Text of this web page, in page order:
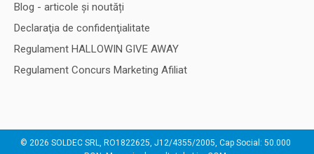
Blog - articole și noutăți
Declaraţia de confidenţialitate
Regulament HALLOWIN GIVE AWAY
Regulament Concurs Marketing Afiliat
© 2026 SOLDEC SRL, RO1822625, J12/4355/2005, Cap Social: 50.000